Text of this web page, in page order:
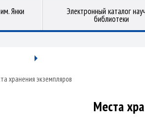
Янки Электронный каталог
библиотеки
хранения экземпляров
Места